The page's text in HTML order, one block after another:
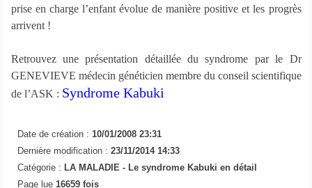
prise en charge l’enfant évolue de manière positive et les progrès
arrivent !
Retrouvez une présentation détaillée du syndrome par le Dr
GENEVIEVE médecin généticien membre du conseil scientifique
de l’ASK : Syndrome Kabuki
Date de création : 10/01/2008 23:31
Dernière modification : 23/11/2014 14:33
Catégorie : LA MALADIE - Le syndrome Kabuki en détail
Page lue 16659 fois